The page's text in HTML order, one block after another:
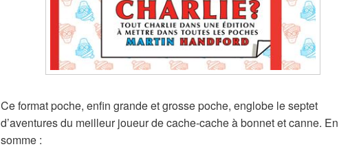
Ce format poche, enfin grande et grosse poche, englobe le septet
d’aventures du meilleur joueur de cache-cache à bonnet et canne. En
somme :